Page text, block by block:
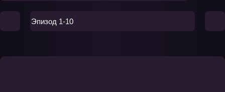
Эпизод 1-10